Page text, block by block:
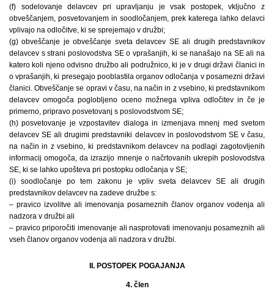
(f) sodelovanje delavcev pri upravljanju je vsak postopek, vključno z
obveščanjem, posvetovanjem in soodločanjem, prek katerega lahko delavci
vplivajo na odločitve, ki se sprejemajo v družbi;
(g) obveščanje je obveščanje sveta delavcev SE ali drugih predstavnikov
delavcev s strani poslovodstva SE o vprašanjih, ki se nanašajo na SE ali na
katero koli njeno odvisno družbo ali podružnico, ki je v drugi državi članici in
o vprašanjih, ki presegajo pooblastila organov odločanja v posamezni državi
članici. Obveščanje se opravi v času, na način in z vsebino, ki predstavnikom
delavcev omogoča poglobljeno oceno možnega vpliva odločitev in če je
primerno, pripravo posvetovanj s poslovodstvom SE;
(h) posvetovanje je vzpostavitev dialoga in izmenjava mnenj med svetom
delavcev SE ali drugimi predstavniki delavcev in poslovodstvom SE v času,
na način in z vsebino, ki predstavnikom delavcev na podlagi zagotovljenih
informacij omogoča, da izrazijo mnenje o načrtovanih ukrepih poslovodstva
SE, ki se lahko upošteva pri postopku odločanja v SE;
(i) soodločanje po tem zakonu je vpliv sveta delavcev SE ali drugih
predstavnikov delavcev na zadeve družbe s:
– pravico izvolitve ali imenovanja posameznih članov organov vodenja ali
nadzora v družbi ali
– pravico priporočiti imenovanje ali nasprotovati imenovanju posameznih ali
vseh članov organov vodenja ali nadzora v družbi.
II. POSTOPEK POGAJANJA
4. člen